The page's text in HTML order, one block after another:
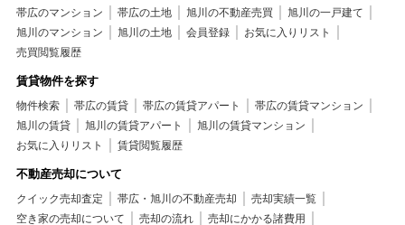
帯広のマンション
帯広の土地 旭川の不動産売買
旭川の一戸建て
旭川のマンション
旭川の土地 会員登録
お気に入りリスト
売買閲覧履歴
賃貸物件を探す
物件検索 帯広の賃貸 帯広の賃貸アパート
帯広の賃貸マンション
旭川の賃貸
旭川の賃貸アパート
旭川の賃貸マンション
お気に入りリスト
賃貸閲覧履歴
不動産売却について
クイック売却査定 帯広・旭川の不動産売却
売却実績一覧
空き家の売却について
売却の流れ 売却にかかる諸費用